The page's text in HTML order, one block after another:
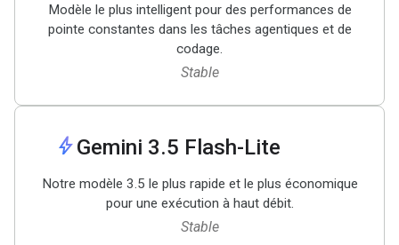
Modèle le plus intelligent pour des performances de
pointe constantes dans les tâches agentiques et de
codage.
Stable
boltGemini 3.5 Flash-Lite
Notre modèle 3.5 le plus rapide et le plus économique
pour une exécution à haut débit.
Stable